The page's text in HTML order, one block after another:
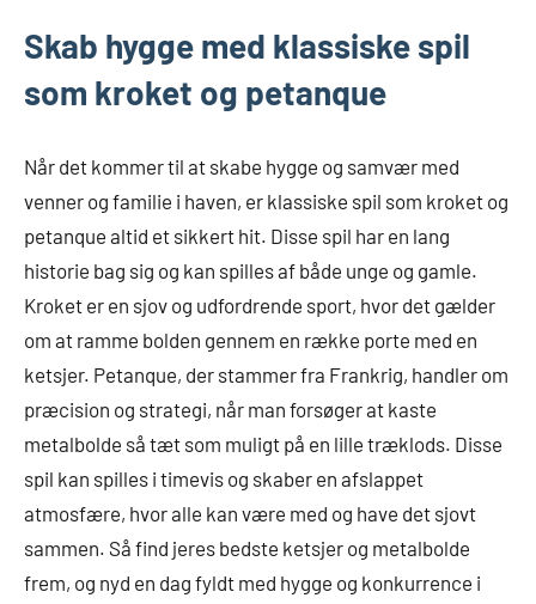
Skab hygge med klassiske spil
som kroket og petanque
Når det kommer til at skabe hygge og samvær med
venner og familie i haven, er klassiske spil som kroket og
petanque altid et sikkert hit. Disse spil har en lang
historie bag sig og kan spilles af både unge og gamle.
Kroket er en sjov og udfordrende sport, hvor det gælder
om at ramme bolden gennem en række porte med en
ketsjer. Petanque, der stammer fra Frankrig, handler om
præcision og strategi, når man forsøger at kaste
metalbolde så tæt som muligt på en lille træklods. Disse
spil kan spilles i timevis og skaber en afslappet
atmosfære, hvor alle kan være med og have det sjovt
sammen. Så find jeres bedste ketsjer og metalbolde
frem, og nyd en dag fyldt med hygge og konkurrence i